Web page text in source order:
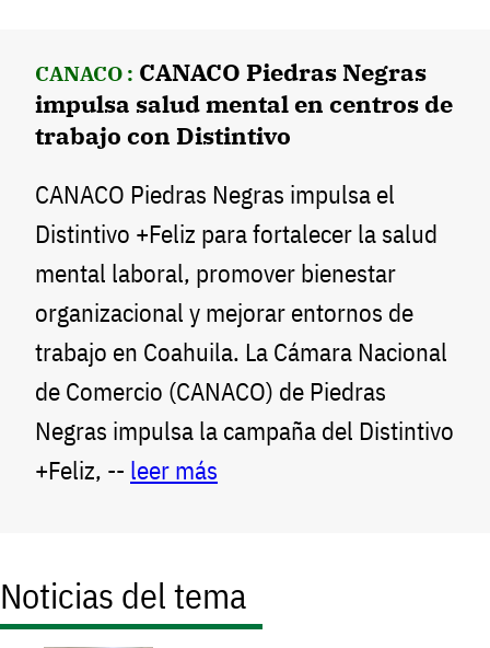
CANACO : CANACO Piedras Negras
impulsa salud mental en centros de
trabajo con Distintivo
CANACO Piedras Negras impulsa el
Distintivo +Feliz para fortalecer la salud
mental laboral, promover bienestar
organizacional y mejorar entornos de
trabajo en Coahuila. La Cámara Nacional
de Comercio (CANACO) de Piedras
Negras impulsa la campaña del Distintivo
+Feliz, -- leer más
Noticias del tema